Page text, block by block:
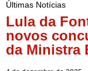
Últimas Notícias
Lula da
novos
da Ministra